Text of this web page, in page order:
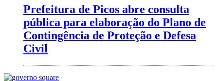
Prefeitura de Picos abre consulta
pública para elaboração do Plano de
Contingência de Proteção e Defesa
Civil